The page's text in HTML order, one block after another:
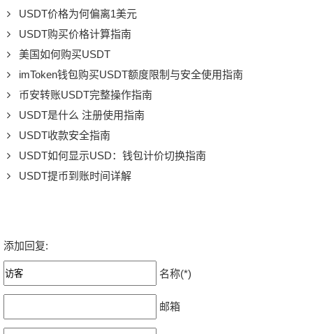
USDT价格为何偏离1美元
USDT购买价格计算指南
美国如何购买USDT
imToken钱包购买USDT额度限制与安全使用指南
币安转账USDT完整操作指南
USDT是什么 注册使用指南
USDT收款安全指南
USDT如何显示USD：钱包计价切换指南
USDT提币到账时间详解
添加回复:
名称(*)
邮箱